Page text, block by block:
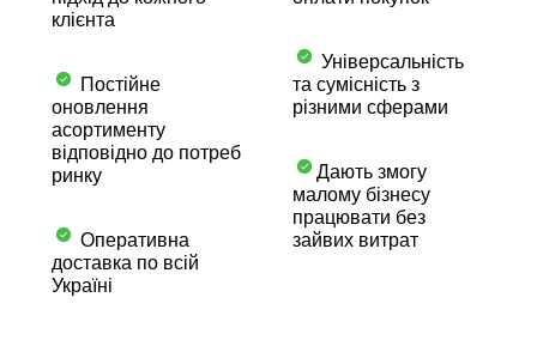
клієнта
Постійне
оновлення
асортименту
відповідно до потреб
ринку
Оперативна
доставка по всій
Україні
Універсальність
та сумісність з
різними сферами
Дають змогу
малому бізнесу
працювати без
зайвих витрат